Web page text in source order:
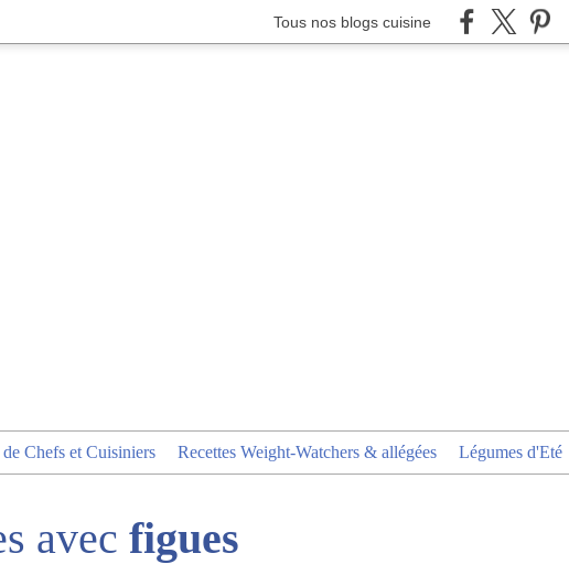
Tous nos blogs cuisine
de Chefs et Cuisiniers Recettes Weight-Watchers & allégées Légumes d'Eté
avec figues